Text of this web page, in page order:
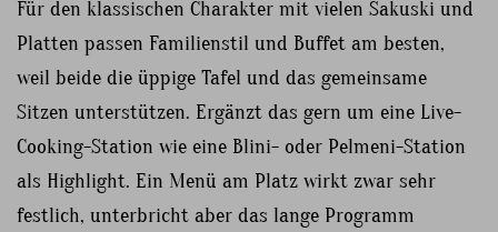
Für den klassischen Charakter mit vielen Sakuski und
Platten passen Familienstil und Buffet am besten,
weil beide die üppige Tafel und das gemeinsame
Sitzen unterstützen. Ergänzt das gern um eine Live-
Cooking-Station wie eine Blini- oder Pelmeni-Station
als Highlight. Ein Menü am Platz wirkt zwar sehr
festlich, unterbricht aber das lange Programm